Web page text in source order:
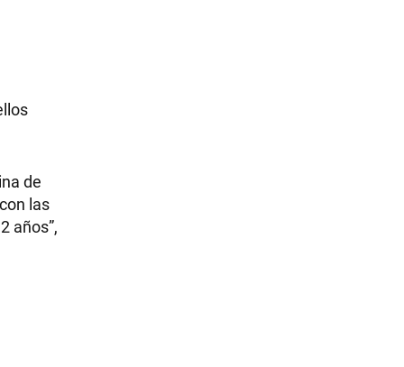
de
las
años”,